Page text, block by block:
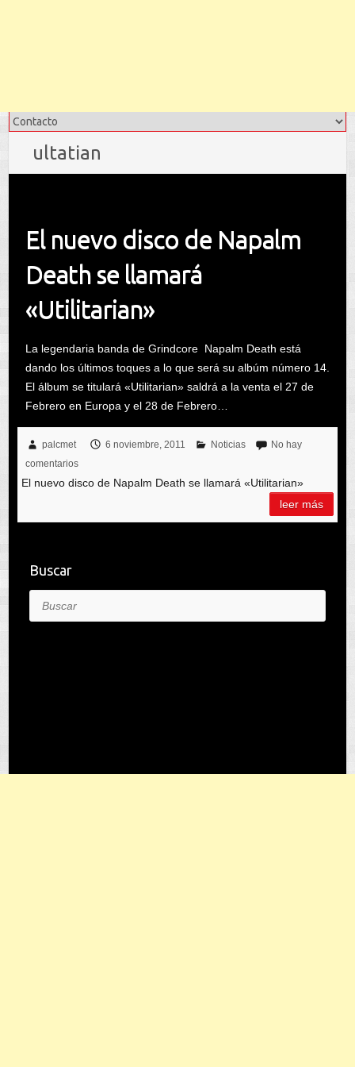
ultatian
El nuevo disco de Napalm
Death se llamará
«Utilitarian»
La legendaria banda de Grindcore Napalm Death está
dando los últimos toques a lo que será su albúm número 14.
El álbum se titulará «Utilitarian» saldrá a la venta el 27 de
Febrero en Europa y el 28 de Febrero…
palcmet 6 noviembre, 2011 Noticias
No hay
comentarios
El nuevo disco de Napalm Death se llamará «Utilitarian»
leer más
Buscar
Buscar